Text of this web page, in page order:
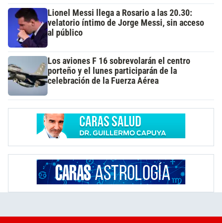
Lionel Messi llega a Rosario a las 20.30:
velatorio íntimo de Jorge Messi, sin acceso
al público
Los aviones F 16 sobrevolarán el centro
porteño y el lunes participarán de la
celebración de la Fuerza Aérea